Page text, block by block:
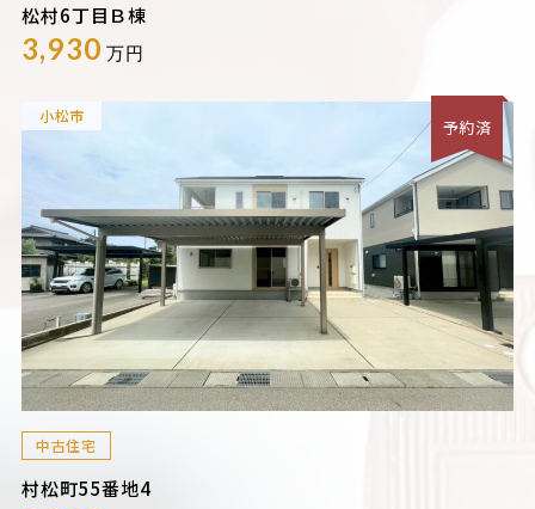
松村6丁目Ｂ棟
3,930 万円
小松市
予約済
中古住宅
村松町55番地4